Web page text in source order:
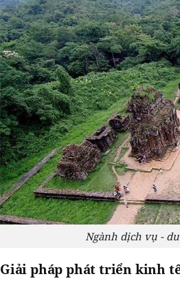
Ngành dịch vụ -
Giải pháp phát triển kinh